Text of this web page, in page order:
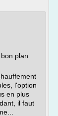
plan
l'option
en plus
il faut